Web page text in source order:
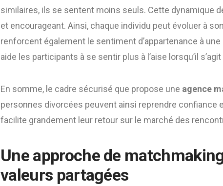
similaires, ils se sentent moins seuls. Cette dynamique
et encourageant. Ainsi, chaque individu peut évoluer à
renforcent également le sentiment d’appartenance à
aide les participants à se sentir plus à l’aise lorsqu’il
En somme, le cadre sécurisé que propose une agence
personnes divorcées peuvent ainsi reprendre confiance
facilite grandement leur retour sur le marché des
Une approche de
valeurs partagées